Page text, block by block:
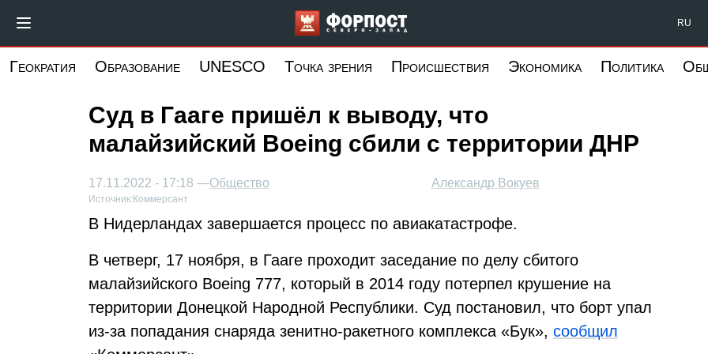
основному
Форпост Северо-Запад RU
Геократия Образование UNESCO Точка зрения Происшествия Экономика Политика
Суд в Гааге пришёл к выводу, что
малайзийский Boeing сбили с территории ДНР
Александр Вокуев
17.11.2022 - 17:18 —Общество
Источник: Коммерсант
В Нидерландах завершается процесс по авиакатастрофе.
В четверг, 17 ноября, в Гааге проходит заседание по делу сбитого
малайзийского Boeing 777, который в 2014 году потерпел крушение на
территории Донецкой Народной Республики. Суд постановил, что борт упал
из-за попадания снаряда зенитно-ракетного комплекса «Бук», сообщил